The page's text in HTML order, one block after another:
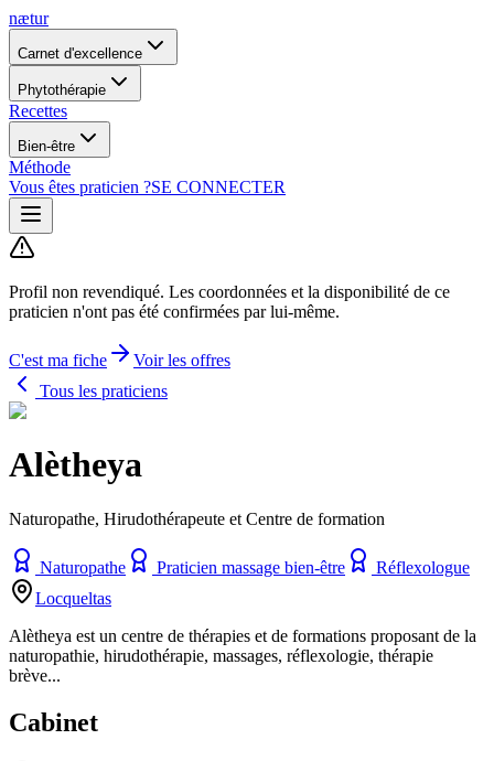
nætur
Carnet d'excellence
Phytothérapie
Recettes
Bien-être
Méthode
Vous êtes praticien ?SE CONNECTER
Profil non revendiqué. Les coordonnées et la disponibilité de ce
praticien n'ont pas été confirmées par lui-même.
C'est ma fiche
Voir les offres
Tous les praticiens
Alètheya
Naturopathe, Hirudothérapeute et Centre de formation
Naturopathe Praticien massage bien-être
Réflexologue
Locqueltas
Alètheya est un centre de thérapies et de formations proposant de la
naturopathie, hirudothérapie, massages, réflexologie, thérapie
brève...
Cabinet